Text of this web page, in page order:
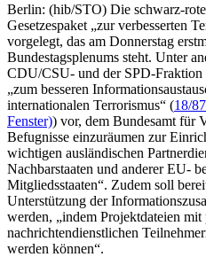
Berlin: (hib/STO) Die schwarz-
Gesetzespaket „zur verbesserten
vorgelegt, das am Donnerstag
Bundestagsplenums steht. Unter
CDU/CSU- und der SPD-Fraktion
„zum besseren
internationalen Terrorismus“ (18/
Fenster)) vor, dem Bundesamt für
Befugnisse einzuräumen zur
wichtigen ausländischen
Nachbarstaaten und anderer EU-
Mitgliedsstaaten“. Zudem soll
Unterstützung der
werden, „indem Projektdateien
nachrichtendienstlichen
werden können“.